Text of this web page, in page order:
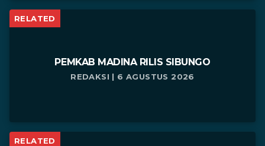
RELATED
PEMKAB MADINA RILIS SIBUNGO
REDAKSI | 6 AGUSTUS 2026
RELATED